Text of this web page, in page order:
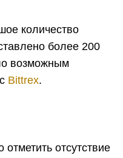
количество
более 200
возможным
Bittrex.
отсутствие